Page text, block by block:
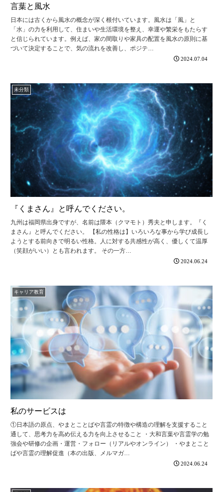
言葉と風水
日本には古くから風水の概念が深く根付いています。風水は「風」と
「水」の力を利用して、住まいや生活環境を整え、幸運や繁栄をもたらす
と信じられています。例えば、家の間取りや家具の配置を風水の原則に基
づいて決定することで、気の流れを改善し、ポジテ…
2024.07.04
未分類
『くまさん』と呼んでください。
九州は福岡県出身ですが、名前は隈本（クマモト）秀夫と申します。『く
まさん』と呼んでください。 【私の性格は】いろいろな事から学び成長し
ようとする前向きで明るい性格。人に対する共感性が高く、優しくて温厚
（笑顔がいい）とも言われます。 その一方…
2024.06.24
キャリア教育
私のサービスは
①日本語の原点、やまとことばや言霊の特徴や構造の理解を支援すること
通して、思考力を高め伝える力を向上させること ・大和言葉や言霊学の勉
強会や研修の企画・運営・フォロー（リアルやオンライン） ・やまとこと
ばや言霊の理解促進（本の出版、メルマガ…
2024.06.24